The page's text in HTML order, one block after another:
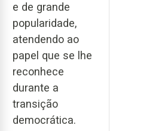
e de grande
popularidade,
atendendo ao
papel que se lhe
reconhece
durante a
transição
democrática.